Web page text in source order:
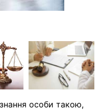
особи такою,